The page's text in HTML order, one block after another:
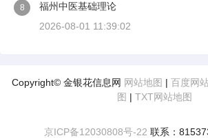
8
福州中医基础理论
2026-08-01 11:39:02
Copyright© 金银花信息网 网站地图 | 百度网
图 | TXT网站地图
京ICP备12030808号-22 联系：